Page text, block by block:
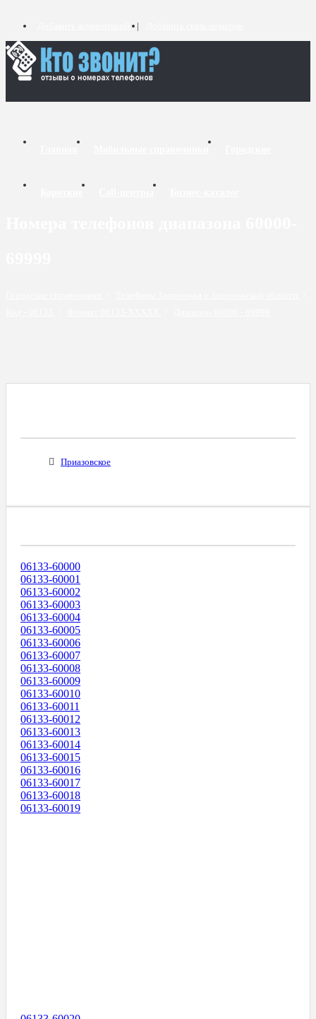
Приазовское
06133-60000
06133-60001
06133-60002
06133-60003
06133-60004
06133-60005
06133-60006
06133-60007
06133-60008
06133-60009
06133-60010
06133-60011
06133-60012
06133-60013
06133-60014
06133-60015
06133-60016
06133-60017
06133-60018
06133-60019